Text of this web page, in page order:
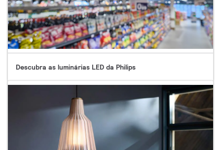
Descubra as luminárias LED da Philips